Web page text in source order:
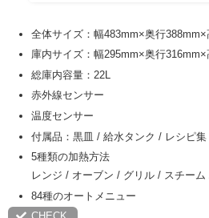
全体サイズ：幅483mm×奥行388mm×
庫内サイズ：幅295mm×奥行316mm×
総庫内容量：22L
赤外線センサー
温度センサー
付属品：黒皿 / 給水タンク / レシピ集
5種類の加熱方法
レンジ / オーブン / グリル / スチー
84種のオートメニュー